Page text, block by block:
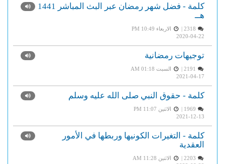
كلمة - فضل شهر رمضان عبر البث المباشر 1441
هــ
الاربعاء PM 10:49
2020-04-22
توجيهات رمضانية
السبت AM 01:18
2021-04-17
كلمة - حقوق النبي صلى الله عليه وسلم
الاثنين PM 11:07
2021-12-13
كلمة - التغيرات الكونيها وربطها في الأمور
العقدية
الاثنين AM 11:28